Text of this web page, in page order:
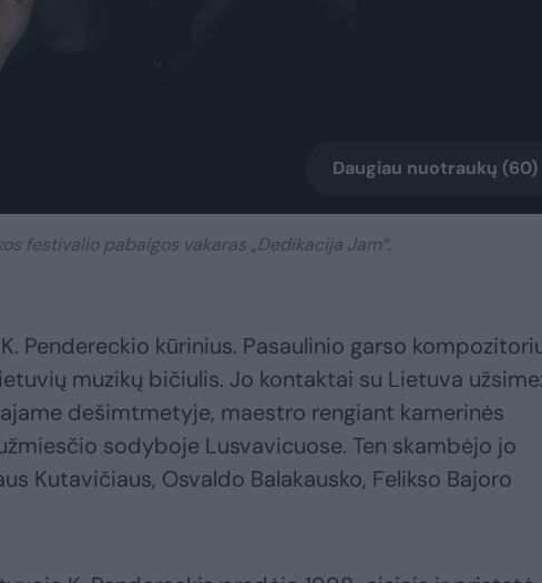
Daugiau nuotraukų (60)
festivalio pabaigos vakaras „Dedikacija Jam“.
Pendereckio kūrinius. Pasaulinio garso
muzikų bičiulis. Jo kontaktai su Lietuva
dešimtmetyje, maestro rengiant kamerinės
sodyboje Lusvavicuose. Ten skambėjo jo
Kutavičiaus, Osvaldo Balakausko, Felikso Bajoro